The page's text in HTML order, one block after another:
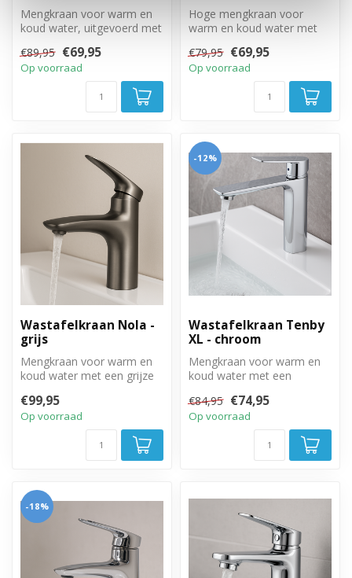
Mengkraan voor warm en
koud water, uitgevoerd met
zwar...
€89,95 €69,95
Op voorraad
Hoge mengkraan voor
warm en koud water met
€79,95 €69,95
Op voorraad
Wastafelkraan Nola -
grijs
Mengkraan voor warm en
koud water met een grijze
€99,95
Op voorraad
-12%
Wastafelkraan Tenby
XL - chroom
Mengkraan voor warm en
koud water met een
€84,95 €74,95
Op voorraad
-18%